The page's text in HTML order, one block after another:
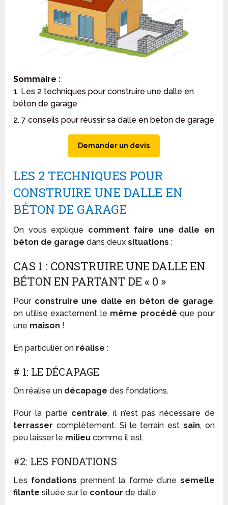
Sommaire :
1. Les 2 techniques pour construire une dalle en
béton de garage
2. 7 conseils pour réussir sa dalle en béton de garage
Demander un devis
LES 2 TECHNIQUES POUR
CONSTRUIRE UNE DALLE EN
BÉTON DE GARAGE
On vous explique comment faire une dalle en
béton de garage dans deuxsituations :
CAS 1 : CONSTRUIRE UNE DALLE EN
BÉTON EN PARTANT DE « 0 »
Pour construire une dalle en béton de garage,
on utilise exactement le même procédé que pour
une maison !
En particulier on réalise :
# 1: LE DÉCAPAGE
On réalise un décapage des fondations.
Pour la partie centrale, il n’est pas nécessaire de
terrasser complètement. Si le terrain estsain, on
peu laisser le milieu comme il est.
#2: LES FONDATIONS
Les fondations prennent la forme d’une semelle
filante située sur le contour de dalle.